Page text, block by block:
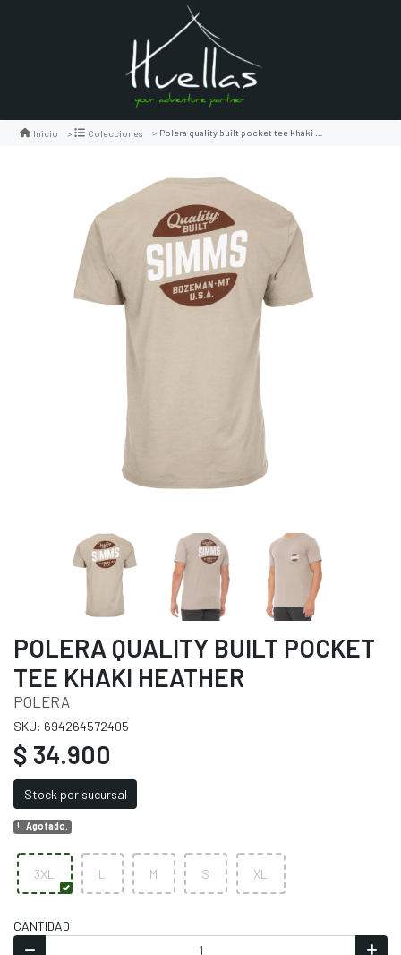
Inicio Colecciones Polera quality built pocket tee khaki heather
POLERA QUALITY BUILT POCKET
TEE KHAKI HEATHER
POLERA
SKU: 694264572405
$ 34.900
Stock por sucursal
Agotado.
3XL L M S XL
CANTIDAD